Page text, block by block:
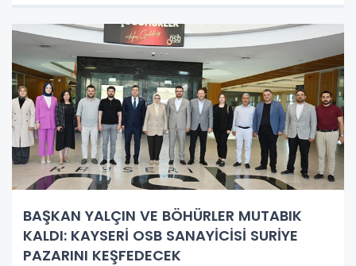
BAŞKAN YALÇIN VE BÖHÜRLER MUTABIK
KALDI: KAYSERİ OSB SANAYİCİSİ SURİYE
PAZARINI KEŞFEDECEK